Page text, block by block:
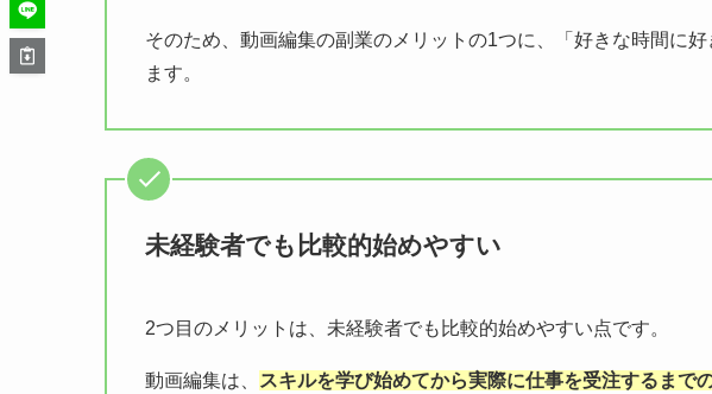
そのため、動画編集の副業のメリットの1つに、「好きな時間に
ます。
未経験者でも比較的始めやすい
2つ目のメリットは、未経験者でも比較的始めやすい点です。
動画編集は、 スキルを学び始めてから実際に仕事を受注するまで